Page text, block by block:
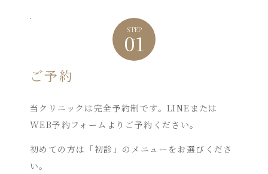
STEP
01
ご予約
当クリニックは完全予約制です。LINEまたは
WEB予約フォームよりご予約ください。
初めての方は「初診」のメニューをお選びくださ
い。